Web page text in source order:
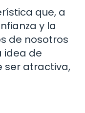
que, a
y la
de nosotros
idea de
ser atractiva,